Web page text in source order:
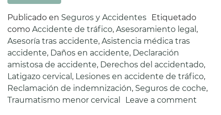
Publicado en Seguros y Accidentes Etiquetado
como Accidente de tráfico, Asesoramiento legal ,
Asesoría tras accidente, Asistencia médica tras
accidente, Daños en accidente, Declaración
amistosa de accidente, Derechos del accidentado,
Latigazo cervical , Lesiones en accidente de tráfico,
Reclamación de indemnización, Seguros de coche,
Traumatismo menor cervical
Leave a comment